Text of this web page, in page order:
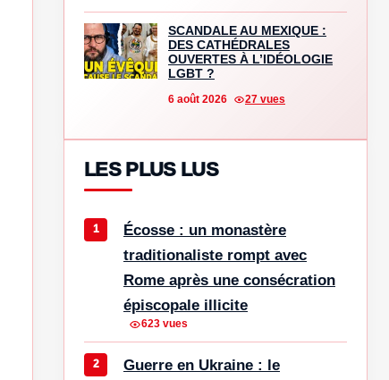
SCANDALE AU MEXIQUE :
DES CATHÉDRALES
OUVERTES À L’IDÉOLOGIE
LGBT ?
6 août 2026 27 vues
LES PLUS LUS
Écosse : un monastère
traditionaliste rompt avec
Rome après une consécration
épiscopale illicite
623 vues
Guerre en Ukraine : le